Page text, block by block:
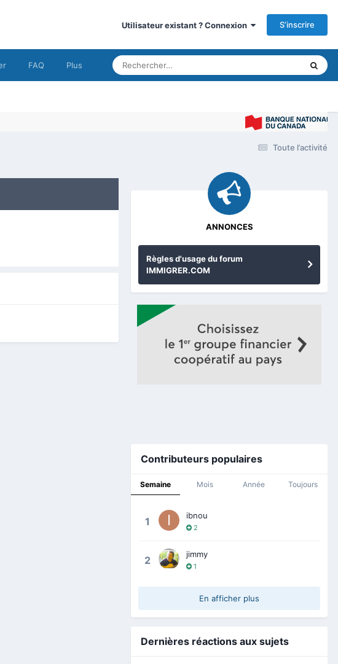
Utilisateur existant ? Connexion S’inscrire
FAQ Plus
Toute l’activité
ANNONCES
Règles d'usage du forum
IMMIGRER.COM
Contributeurs populaires
Semaine Mois Année Toujours
1 ibnou
2
2 jimmy
1
En afficher plus
Dernières réactions aux sujets